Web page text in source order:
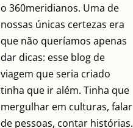
o 360meridianos. Uma de
nossas únicas certezas era
que não queríamos apenas
dar dicas: esse blog de
viagem que seria criado
tinha que ir além. Tinha que
mergulhar em culturas, falar
de pessoas, contar histórias.